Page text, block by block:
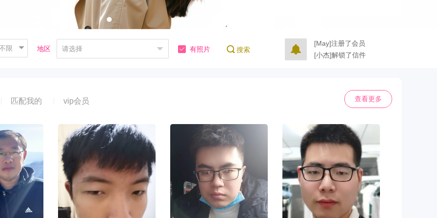
限 地区 请选择 有照片 搜索
[May]注册了会员
[小杰]解锁了信件
[小杰]注册了会员
[shxyj]注册了会员
[lily]解锁了信件
[xcs]注册了会员
[lily]解锁了信件
匹配我的 vip会员 查看更多